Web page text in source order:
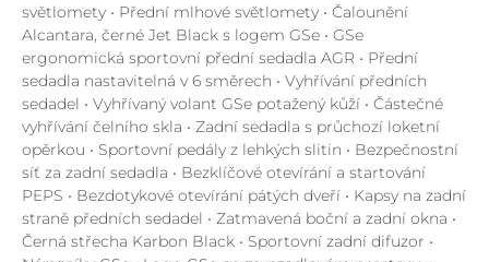
světlomety • Přední mlhové světlomety • Čalounění
Alcantara, černé Jet Black s logem GSe • GSe
ergonomická sportovní přední sedadla AGR • Přední
sedadla nastavitelná v 6 směrech • Vyhřívání předních
sedadel • Vyhřívaný volant GSe potažený kůží • Částečné
vyhřívání čelního skla • Zadní sedadla s průchozí loketní
opěrkou • Sportovní pedály z lehkých slitin • Bezpečnostní
síť za zadní sedadla • Bezklíčové otevírání a startování
PEPS • Bezdotykové otevírání pátých dveří • Kapsy na zadní
straně předních sedadel • Zatmavená boční a zadní okna •
Černá střecha Karbon Black • Sportovní zadní difuzor •